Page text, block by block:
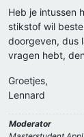
Heb je intussen
stikstof wil
doorgeven, dus
vragen hebt,
Groetjes,
Lennard
Moderator